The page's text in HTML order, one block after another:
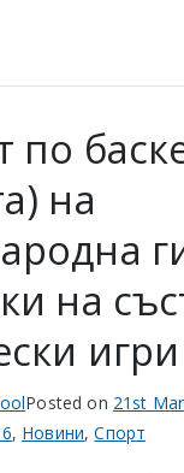
по
на
на
Posted on 21st
, Новини,Спорт